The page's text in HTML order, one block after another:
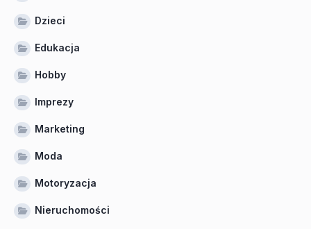
Dzieci
Edukacja
Hobby
Imprezy
Marketing
Moda
Motoryzacja
Nieruchomości